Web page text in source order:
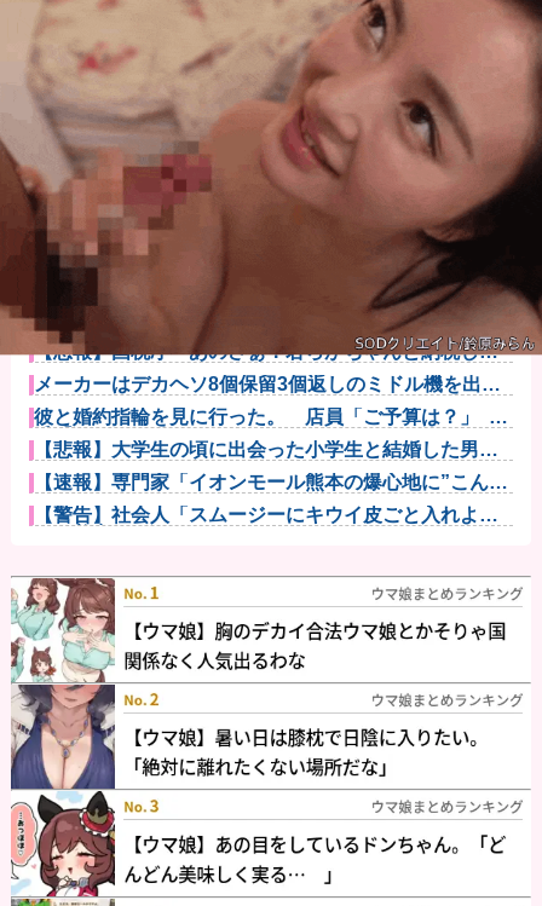
【悲報】有名漫画家、がんを公表「大腸癌になってし
まいました。...
【動画】大阪府警に射殺されたオッサン、めちゃめち
ゃ苦しそうに...
【悲報】男が嫌いな男の特徴がこちらｗｗｗｗｗｗｗ
ｗｗｗ
町の弁当屋「申し訳ないが消費税1%になったらその分
商品代を値...
人気配信者さん、加藤純一さんのファンに「RUSTで
お気に入り...
【P】エッセイスト「原爆を二度と使わせてはならな
い」→リプ「...
【悲報】有名漫画家「体重の減少が止まりません」→
ファンから心...
【悲報】ロシア、じわじわと逝き始める他
【怒報】国税庁「あのさぁ！君らがちゃんと納税して
くれないとこ...
メーカーはデカヘソ8個保留3個返しのミドル機を出せ
よ！！！！...
彼と婚約指輪を見に行った。 店員「ご予算は？」 彼
氏「80...
【悲報】大学生の頃に出会った小学生と結婚した男、
めちゃくちゃ...
【速報】専門家「イオンモール熊本の爆心地に”こんな
もの”があ...
【警告】社会人「スムージーにキウイ皮ごと入れよ。